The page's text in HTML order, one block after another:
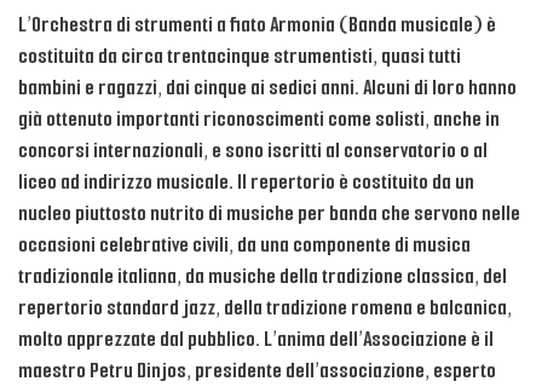
L’Orchestra di strumenti a fiato Armonia (Banda musicale) è
costituita da circa trentacinque strumentisti, quasi tutti
bambini e ragazzi, dai cinque ai sedici anni. Alcuni di loro hanno
già ottenuto importanti riconoscimenti come solisti, anche in
concorsi internazionali, e sono iscritti al conservatorio o al
liceo ad indirizzo musicale. Il repertorio è costituito da un
nucleo piuttosto nutrito di musiche per banda che servono nelle
occasioni celebrative civili, da una componente di musica
tradizionale italiana, da musiche della tradizione classica, del
repertorio standard jazz, della tradizione romena e balcanica,
molto apprezzate dal pubblico. L’anima dell’Associazione è il
maestro Petru Dinjos, presidente dell’associazione, esperto